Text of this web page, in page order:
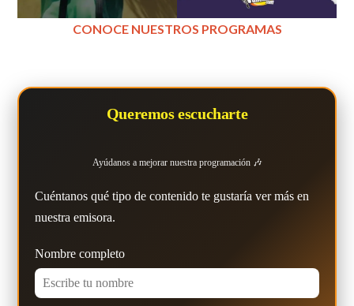
CONOCE NUESTROS PROGRAMAS
Queremos escucharte
Ayúdanos a mejorar nuestra programación 🎶
Cuéntanos qué tipo de contenido te gustaría ver más en
nuestra emisora.
Nombre completo